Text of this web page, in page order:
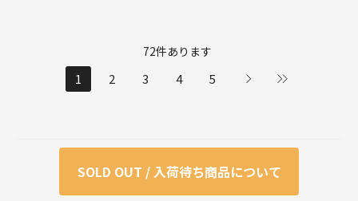
72件あります
1 2 3 4 5
SOLD OUT / 入荷待ち商品について